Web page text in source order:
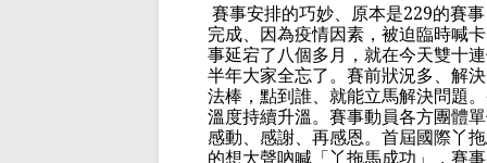
賽事安排的巧妙、原本是229的賽
完成、因為疫情因素，被迫臨時喊
事延宕了八個多月，就在今天雙十
半年大家全忘了。賽前狀況多、解
法棒，點到誰、就能立馬解決問題
溫度持續升溫。賽事動員各方團體
感動、感謝、再感恩。首屆國際丫
的想大聲吶喊「丫拖馬成功」，賽